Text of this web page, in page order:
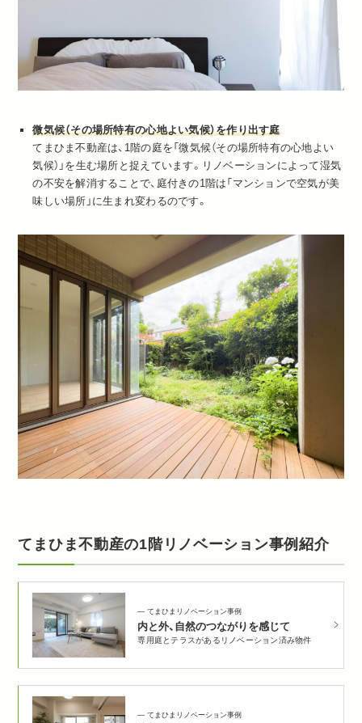
微気候（その場所特有の心地よい気候）を作り出す庭
てまひま不動産は、1階の庭を「微気候（その場所特有の心地よい
気候）」を生む場所と捉えています。リノベーションによって湿気
の不安を解消することで、庭付きの1階は「マンションで空気が美
味しい場所」に生まれ変わるのです。
てまひま不動産の1階リノベーション事例紹介
てまひまリノベーション事例
内と外、自然のつながりを感じて
専用庭とテラスがあるリノベーション済み物件
てまひまリノベーション事例